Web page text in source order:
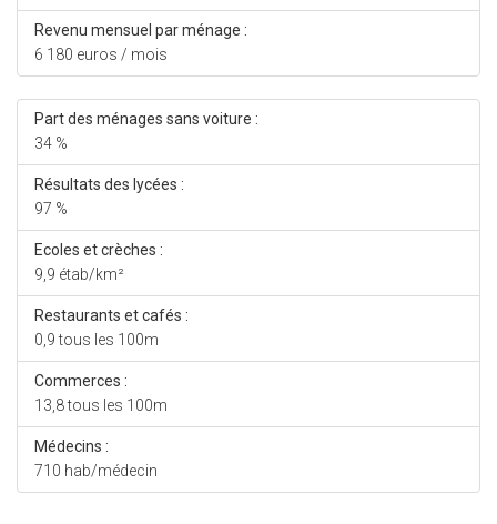
Revenu mensuel par ménage :
6 180 euros / mois
Part des ménages sans voiture :
34 %
Résultats des lycées :
97 %
Ecoles et crèches :
9,9 étab/km²
Restaurants et cafés :
0,9 tous les 100m
Commerces :
13,8 tous les 100m
Médecins :
710 hab/médecin